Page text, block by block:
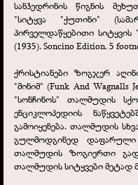
სანჰედრინის წიგნის
"სიტყვა "ქუთინი"
პირველდაწყებითი სიტყვის
(1935). Soncino Edition. 5
ქრისტიანები ზოგჯერ
"მინიმ" (Funk And Wagnalls
"სონჩინოს" თალმუდის
ენციკლოპედიის
გამოიყენება. თალმუდის
გულმოდგინედ
თალმუდის ზოგიერთი
თალმუდის სიტყვები მეტად